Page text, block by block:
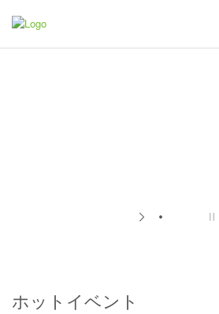
ホットイベント